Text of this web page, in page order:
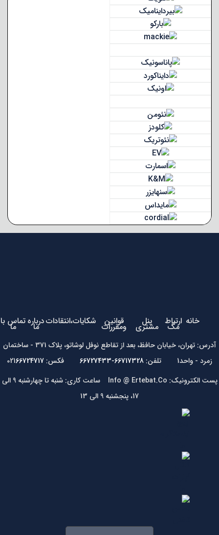
خانه ارتباط
مگ پنل
مشتری قوانین
ومقررات شکایات،انتقاداتدرباره
ما تماس با
ما
آدرس: تهران، خیابان حافظ، بعد از تقاطع نوفل لوشاتو، پلاک 371 - ساختمان
زمرد - واحد1 تلفن:
66717328-66727433 فکس: 021 66724717
پست الکترونیک: Info @ Ertebat.Co ساعت کاری: شنبه تا چهارشنبه 9 الی
17، پنجشنبه 9 الی 13